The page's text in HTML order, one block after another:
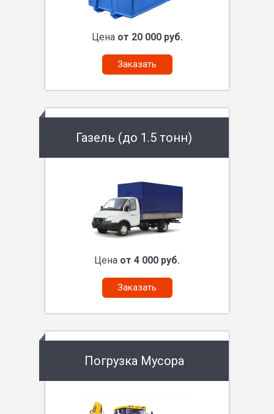
Цена от 20 000 руб.
Заказать
Газель (до 1.5 тонн)
Цена от 4 000 руб.
Заказать
Погрузка Мусора